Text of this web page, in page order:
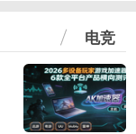
电竞